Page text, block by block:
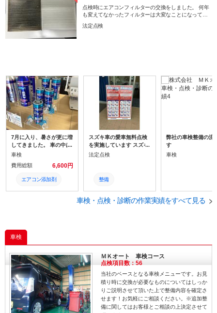
点検時にエアコンフィルターの交換をしました。 何年
も変えてなかったフィルターは大変なことになってい
法定点検
7月に入り、暑さが更に増
してきました。 車の中は
特に暑いのでクーラーは
めしているのがワコーズ
のパワーエアコンプラス
車検
費用総額
6,600円
エアコン添加剤
点検
車検
スズキ車の愛車無料点検
を実施しています スズキ
車の乗っている方ご連絡
法定点検
整備
点検
弊社の車検整備の流
す
車検
車検・点検・診断の作業実績をすべて見る
車検
ＭＫオート 車検コース
点検項目数：56
当社のベースとなる車検メニューです。お見
積り時に交換が必要なものについてはしっか
りご説明させて頂いた上で整備内容を確定さ
せます！お気軽にご相談ください。※追加整
備に関してはお客様とご相談の上決定させて